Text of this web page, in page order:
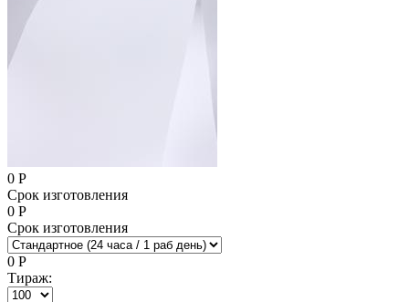
0 Р
Срок изготовления
0 Р
Срок изготовления
0 Р
Тираж: